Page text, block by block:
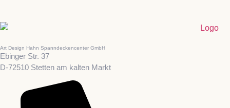
Art Design Hahn Spanndeckencenter GmbH
Ebinger Str. 37
D-72510 Stetten am kalten Markt